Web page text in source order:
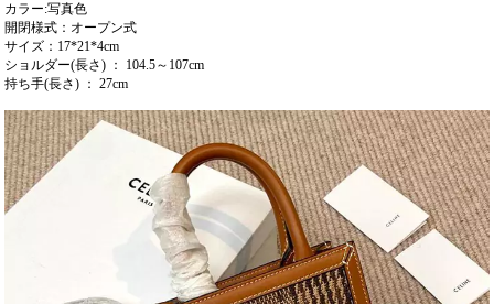
カラー:写真色
開閉様式：オープン式
サイズ：17*21*4cm
ショルダー(長さ) ： 104.5～107cm
持ち手(長さ) ： 27cm